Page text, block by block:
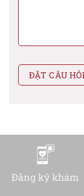
Đăng ký khám